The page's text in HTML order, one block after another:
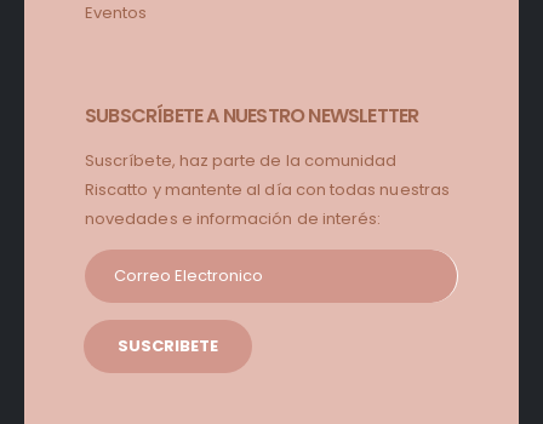
Eventos
SUBSCRÍBETE A NUESTRO NEWSLETTER
Suscríbete, haz parte de la comunidad
Riscatto y mantente al día con todas nuestras
novedades e información de interés: